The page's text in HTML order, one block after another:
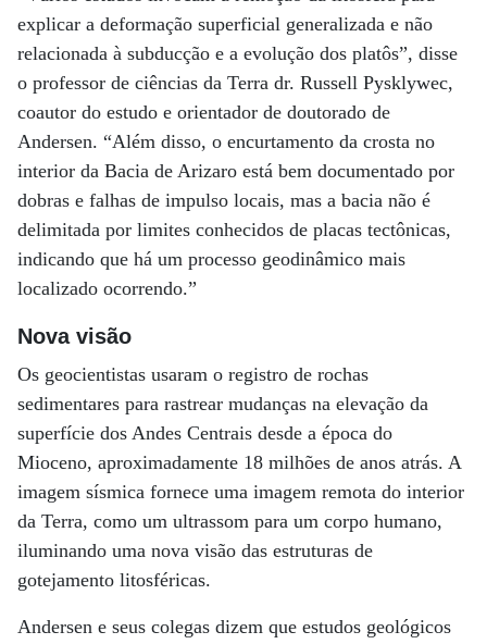
explicar a deformação superficial generalizada e não
relacionada à subducção e a evolução dos platôs”, disse
o professor de ciências da Terra dr. Russell Pysklywec,
coautor do estudo e orientador de doutorado de
Andersen. “Além disso, o encurtamento da crosta no
interior da Bacia de Arizaro está bem documentado por
dobras e falhas de impulso locais, mas a bacia não é
delimitada por limites conhecidos de placas tectônicas,
indicando que há um processo geodinâmico mais
localizado ocorrendo.”
Nova visão
Os geocientistas usaram o registro de rochas
sedimentares para rastrear mudanças na elevação da
superfície dos Andes Centrais desde a época do
Mioceno, aproximadamente 18 milhões de anos atrás. A
imagem sísmica fornece uma imagem remota do interior
da Terra, como um ultrassom para um corpo humano,
iluminando uma nova visão das estruturas de
gotejamento litosféricas.
Andersen e seus colegas dizem que estudos geológicos